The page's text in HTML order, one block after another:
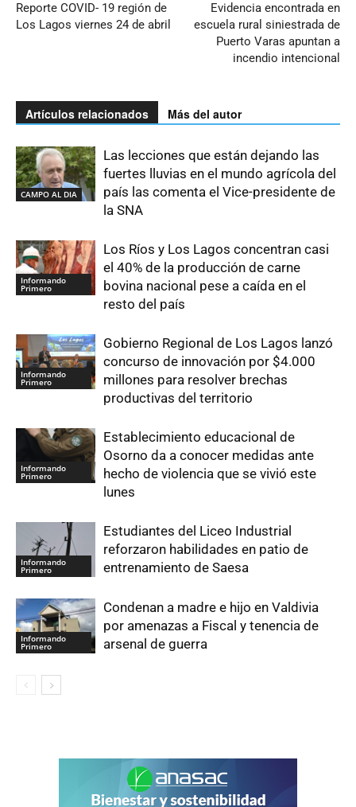
Reporte COVID- 19 región de
Los Lagos viernes 24 de abril
Evidencia encontrada en
escuela rural siniestrada de
Puerto Varas apuntan a
incendio intencional
Artículos relacionados Más del autor
CAMPO AL DIA
Las lecciones que están dejando las
fuertes lluvias en el mundo agrícola del
país las comenta el Vice-presidente de
la SNA
Informando
Primero
Los Ríos y Los Lagos concentran casi
el 40% de la producción de carne
bovina nacional pese a caída en el
resto del país
Informando
Primero
Gobierno Regional de Los Lagos lanzó
concurso de innovación por $4.000
millones para resolver brechas
productivas del territorio
Informando
Primero
Establecimiento educacional de
Osorno da a conocer medidas ante
hecho de violencia que se vivió este
lunes
Informando
Primero
Estudiantes del Liceo Industrial
reforzaron habilidades en patio de
entrenamiento de Saesa
Informando
Primero
Condenan a madre e hijo en Valdivia
por amenazas a Fiscal y tenencia de
arsenal de guerra